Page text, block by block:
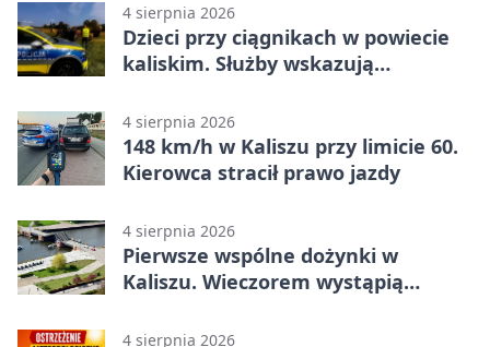
4 sierpnia 2026
Dzieci przy ciągnikach w powiecie
kaliskim. Służby wskazują
4 sierpnia 2026
148 km/h w Kaliszu przy limicie 60.
Kierowca stracił prawo jazdy
4 sierpnia 2026
Pierwsze wspólne dożynki w
Kaliszu. Wieczorem wystąpią
4 sierpnia 2026